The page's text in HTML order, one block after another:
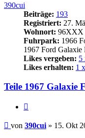
390cui
Beiträge: 193
Registriert: 27.
Wohnort: 96XXX
Fuhrpark: 1966
1967 Ford Galaxie
Likes vergeben: 5
Likes erhalten: 1 x
Teile 1967 Galaxie
Beitrag
von 390cui » 15. Okt